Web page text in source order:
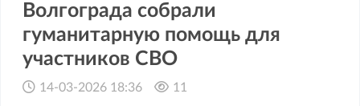
Волгограда собрали
гуманитарную помощь для
участников СВО
14-03-2026 18:36 11